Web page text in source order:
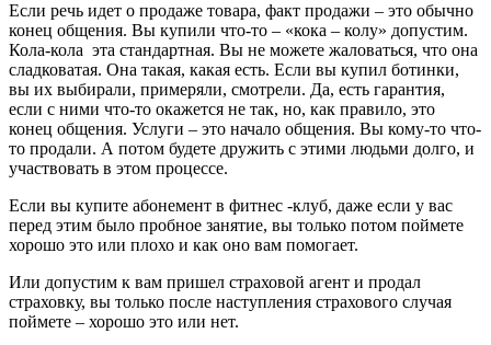
Если речь идет о продаже товара, факт продажи – это обычно
конец общения. Вы купили что-то – «кока – колу» допустим.
Кола-кола эта стандартная. Вы не можете жаловаться, что она
сладковатая. Она такая, какая есть. Если вы купил ботинки,
вы их выбирали, примеряли, смотрели. Да, есть гарантия,
если с ними что-то окажется не так, но, как правило, это
конец общения. Услуги – это начало общения. Вы кому-то что-
то продали. А потом будете дружить с этими людьми долго, и
участвовать в этом процессе.
Если вы купите абонемент в фитнес -клуб, даже если у вас
перед этим было пробное занятие, вы только потом поймете
хорошо это или плохо и как оно вам помогает.
Или допустим к вам пришел страховой агент и продал
страховку, вы только после наступления страхового случая
поймете – хорошо это или нет.